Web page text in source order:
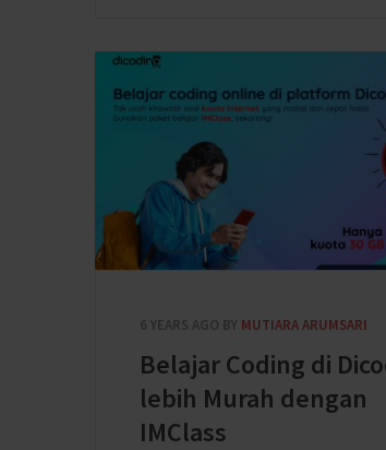
6 YEARS AGO BY MUTIARA ARUMSARI
Belajar Coding di
lebih Murah dengan
IMClass